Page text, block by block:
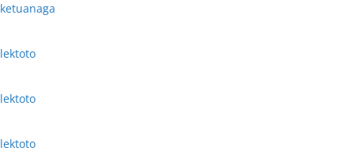
ketuanaga
lektoto
lektoto
lektoto